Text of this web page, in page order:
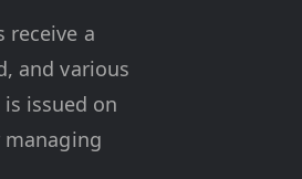
receive a
and various
issued on